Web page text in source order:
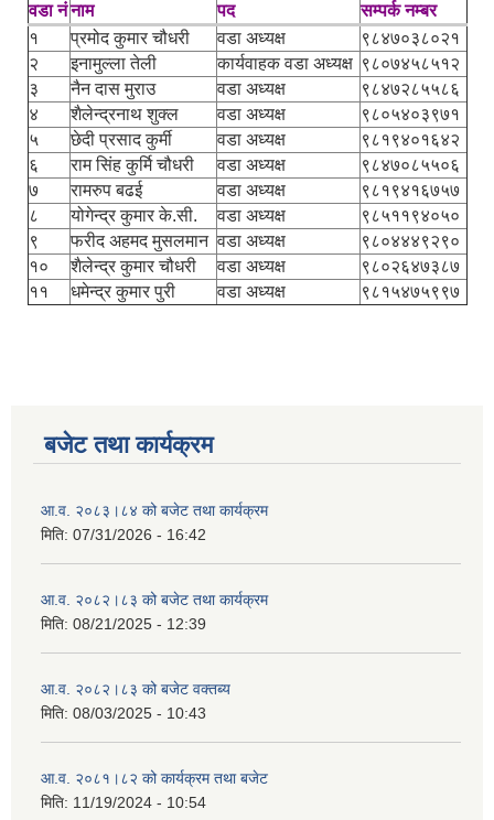
वडा नंनाम पद
सम्पर्क नम्बर
१
प्रमोद कुमार चौधरी वडा अध्यक्ष
९८४७०३८०२१
२
इनामुल्ला तेली कार्यवाहक वडा अध्यक्ष ९८०७४५८५१२
३
नैन दास मुराउ वडा अध्यक्ष
९८४७२८५५८६
४
शैलेन्द्रनाथ शुक्ल वडा अध्यक्ष
९८०५४०३९७१
५
छेदी प्रसाद कुर्मी वडा अध्यक्ष
९८१९४०१६४२
६
राम सिंह कुर्मि चौधरी वडा अध्यक्ष
९८४७०८५५०६
७
रामरुप बढई वडा अध्यक्ष
९८१९४१६७५७
८
योगेन्द्र कुमार के.सी. वडा अध्यक्ष
९८५११९४०५०
९
फरीद अहमद मुसलमान वडा अध्यक्ष
९८०४४४९२९०
१०
शैलेन्द्र कुमार चौधरी वडा अध्यक्ष
९८०२६४७३८७
११
धमेन्द्र कुमार पुरी वडा अध्यक्ष ९८१५४७५९९७
बजेट तथा कार्यक्रम
आ.व. २०८३।८४ को बजेट तथा कार्यक्रम
मिति: 07/31/2026 - 16:42
आ.व. २०८२।८३ को बजेट तथा कार्यक्रम
मिति: 08/21/2025 - 12:39
आ.व. २०८२।८३ को बजेट वक्तब्य
मिति: 08/03/2025 - 10:43
आ.व. २०८१।८२ को कार्यक्रम तथा बजेट
मिति: 11/19/2024 - 10:54